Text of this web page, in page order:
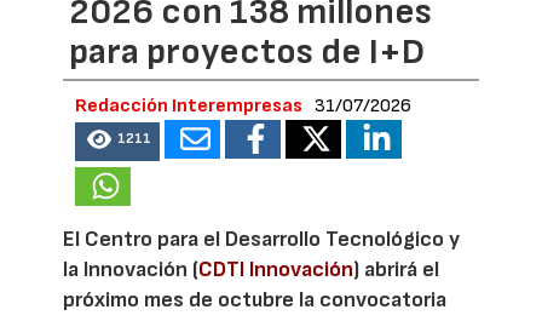
2026 con 138 millones
para proyectos de I+D
Redacción Interempresas 31/07/2026
1211
El Centro para el Desarrollo Tecnológico y
la Innovación (CDTI Innovación) abrirá el
próximo mes de octubre la convocatoria